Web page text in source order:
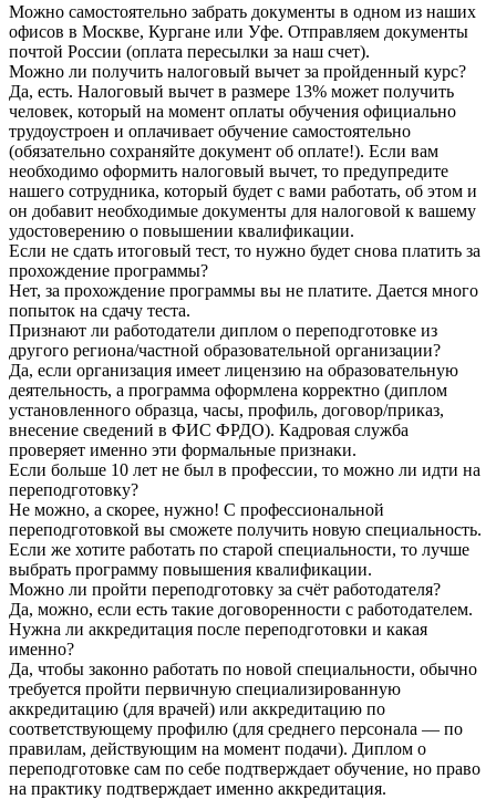
Можно самостоятельно забрать документы в одном из наших
офисов в Москве, Кургане или Уфе. Отправляем документы
почтой России (оплата пересылки за наш счет).
Можно ли получить налоговый вычет за пройденный курс?
Да, есть. Налоговый вычет в размере 13% может получить
человек, который на момент оплаты обучения официально
трудоустроен и оплачивает обучение самостоятельно
(обязательно сохраняйте документ об оплате!). Если вам
необходимо оформить налоговый вычет, то предупредите
нашего сотрудника, который будет с вами работать, об этом и
он добавит необходимые документы для налоговой к вашему
удостоверению о повышении квалификации.
Если не сдать итоговый тест, то нужно будет снова платить за
прохождение программы?
Нет, за прохождение программы вы не платите. Дается много
попыток на сдачу теста.
Признают ли работодатели диплом о переподготовке из
другого региона/частной образовательной организации?
Да, если организация имеет лицензию на образовательную
деятельность, а программа оформлена корректно (диплом
установленного образца, часы, профиль, договор/приказ,
внесение сведений в ФИС ФРДО). Кадровая служба
проверяет именно эти формальные признаки.
Если больше 10 лет не был в профессии, то можно ли идти на
переподготовку?
Не можно, а скорее, нужно! С профессиональной
переподготовкой вы сможете получить новую специальность.
Если же хотите работать по старой специальности, то лучше
выбрать программу повышения квалификации.
Можно ли пройти переподготовку за счёт работодателя?
Да, можно, если есть такие договоренности с работодателем.
Нужна ли аккредитация после переподготовки и какая
именно?
Да, чтобы законно работать по новой специальности, обычно
требуется пройти первичную специализированную
аккредитацию (для врачей) или аккредитацию по
соответствующему профилю (для среднего персонала — по
правилам, действующим на момент подачи). Диплом о
переподготовке сам по себе подтверждает обучение, но право
на практику подтверждает именно аккредитация.